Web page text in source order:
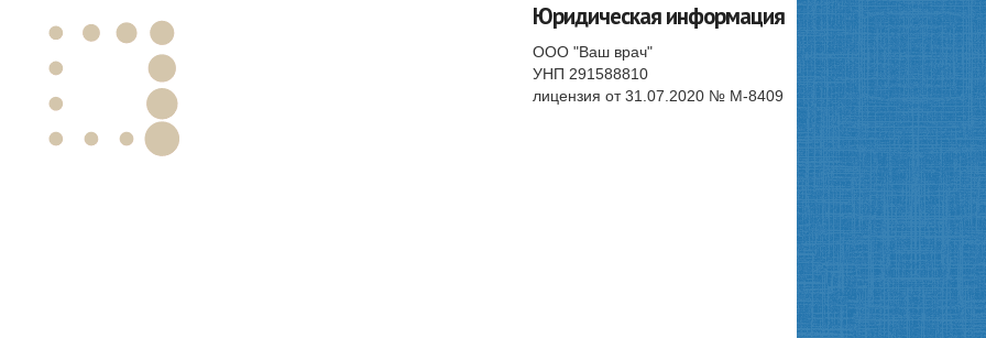
Юридическая информация
ООО "Ваш врач"
УНП 291588810
лицензия от 31.07.2020 № М-8409